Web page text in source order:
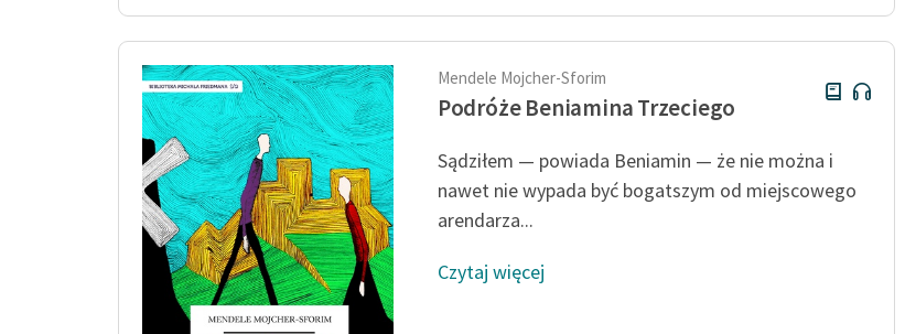
Mendele Mojcher-Sforim
Podróże Beniamina Trzeciego
Sądziłem — powiada Beniamin — że nie można i
nawet nie wypada być bogatszym od miejscowego
arendarza...
Czytaj więcej